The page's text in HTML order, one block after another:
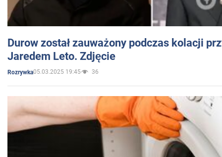
Durow został zauważony podczas kolacji
Jaredem Leto. Zdjęcie
Rozrywka05.03.2025 19:45 36